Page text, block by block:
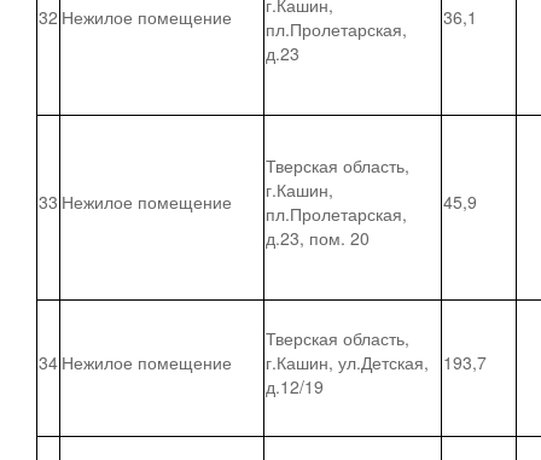
32 Нежилое помещение
пл.Пролетарская,
д.23
36,1
33 Нежилое помещение
Тверская область,
г.Кашин,
пл.Пролетарская,
д.23, пом. 20
45,9
34 Нежилое помещение
Тверская область,
г.Кашин, ул.Детская,
д.12/19
193,7